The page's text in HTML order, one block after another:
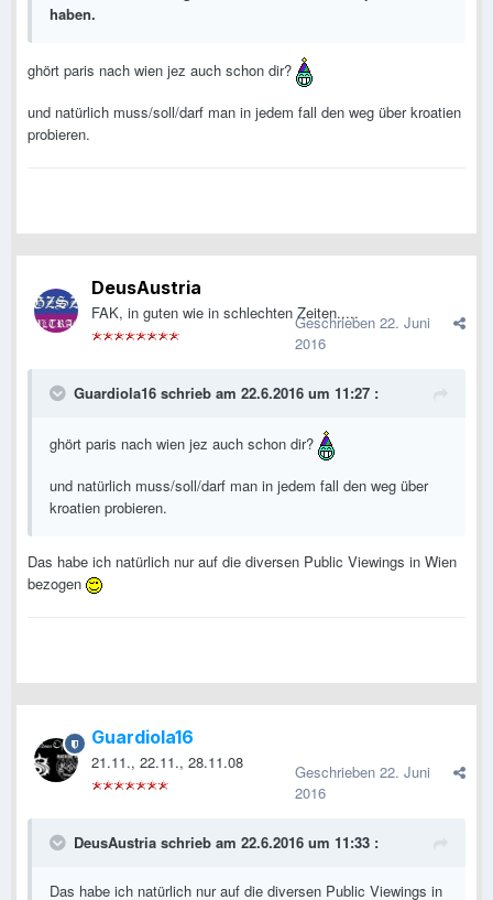
haben.
ghört paris nach wien jez auch schon dir?
und natürlich muss/soll/darf man in jedem fall den weg über kroatien
probieren.
DeusAustria
FAK, in guten wie in schlechten Zeiten.....
Geschrieben 22. Juni
2016
Guardiola16 schrieb am 22.6.2016 um 11:27 :
ghört paris nach wien jez auch schon dir?
und natürlich muss/soll/darf man in jedem fall den weg über
kroatien probieren.
Das habe ich natürlich nur auf die diversen Public Viewings in Wien
bezogen
Guardiola16
21.11., 22.11., 28.11.08 Geschrieben 22. Juni
2016
DeusAustria schrieb am 22.6.2016 um 11:33 :
Das habe ich natürlich nur auf die diversen Public Viewings in